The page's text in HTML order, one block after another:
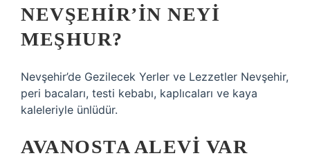
NEVŞEHIR’IN NEYI
MEŞHUR?
Nevşehir’de Gezilecek Yerler ve Lezzetler Nevşehir,
peri bacaları, testi kebabı, kaplıcaları ve kaya
kaleleriyle ünlüdür.
AVANOSTA ALEVI VAR